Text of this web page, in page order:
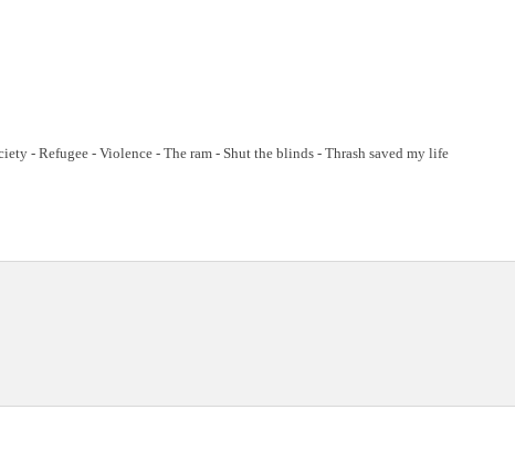
- Refugee - Violence - The ram - Shut the blinds - Thrash saved my life